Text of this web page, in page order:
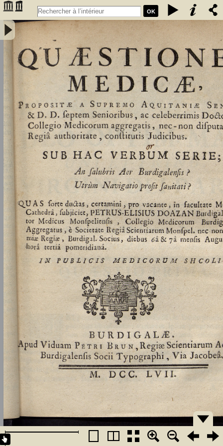
OK
Quaestiones medicae, propositae a supremo Aquitaniae Senatu, &
D.D. septem senioribus, ac celeberrimis doctoribus, collegio
medicorum aggregatis, nec-non disputationis, regia authoritate,
constitutis judicibus. Sub hac verbum serie ; an salubris aer
burdigalensis ? utrum navigatio prosit sanitati ? Quas forte ductas,
certamini, pro vacante, in facultas medicinae, cathedra, subjiciet
Petrus Elisius Doazan Burdigalus... - Doazan, Pierre-Eloi (1730-
1784). Auteur